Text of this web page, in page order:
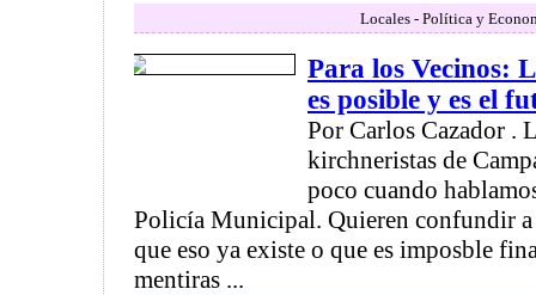
Locales - Política y
Para los Vecinos:
es posible y es el
Por Carlos Cazador .
kirchneristas de
poco cuando
Policía Municipal. Quieren confundir a
que eso ya existe o que es imposble
mentiras ...